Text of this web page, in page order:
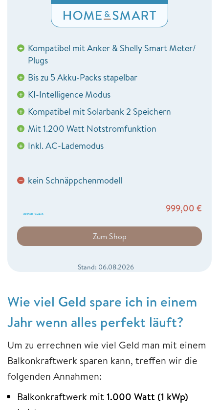
+ Kompatibel mit Anker & Shelly Smart Meter/
Plugs
+ Bis zu 5 Akku-Packs stapelbar
+ KI-Intelligence Modus
+ Kompatibel mit Solarbank 2 Speichern
+ Mit 1.200 Watt Notstromfunktion
+ Inkl. AC-Lademodus
− kein Schnäppchenmodell
999,00 €
Zum Shop
Stand: 06.08.2026
Wie viel Geld spare ich in einem
Jahr wenn alles perfekt läuft?
Um zu errechnen wie viel Geld man mit einem
Balkonkraftwerk sparen kann, treffen wir die
folgenden Annahmen:
Balkonkraftwerk mit 1.000 Watt (1 kWp)